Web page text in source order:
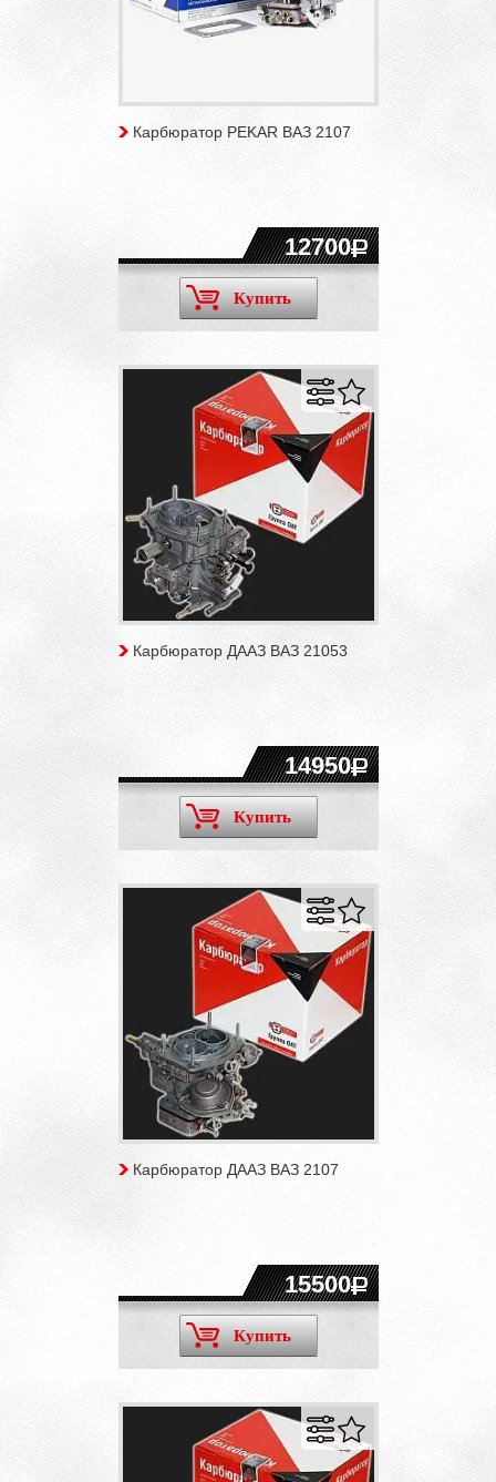
Карбюратор PEKAR ВАЗ 2107
12700
Купить
Карбюратор ДААЗ ВАЗ 21053
14950
Купить
Карбюратор ДААЗ ВАЗ 2107
15500
Купить